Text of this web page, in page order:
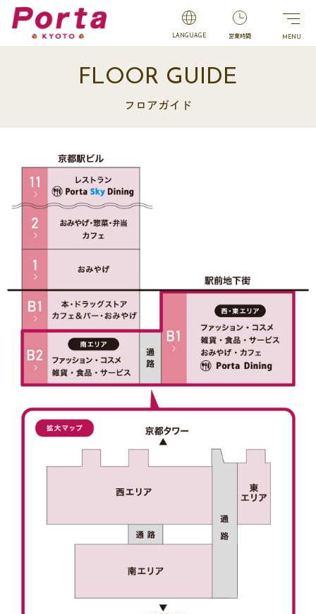
LANGUAGE 営業時間
FLOOR GUIDE
フロアガイド